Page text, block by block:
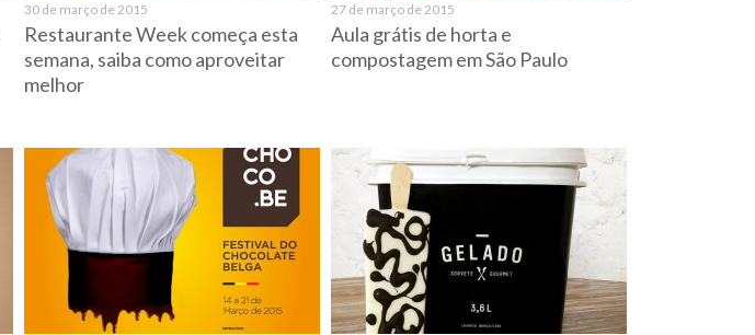
30 de março de 2015
Restaurante Week começa esta
semana, saiba como aproveitar
melhor
27 de março de 2015
Aula grátis de horta e
compostagem em São Paulo